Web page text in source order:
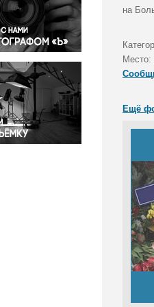
и конфликты
жизнь
и бизнес
на
Место:
Ещё